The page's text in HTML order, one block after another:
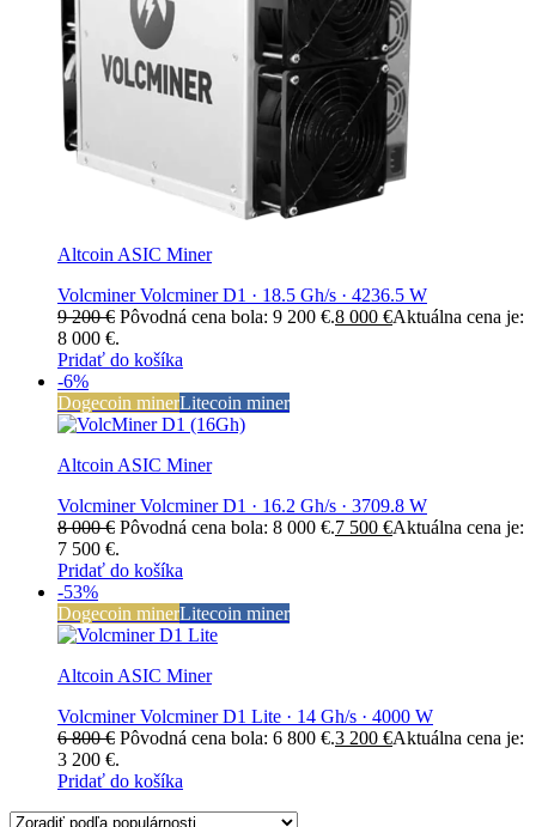
Altcoin ASIC Miner
Volcminer Volcminer D1 · 18.5 Gh/s · 4236.5 W
9 200€ Pôvodná cena bola: 9 200 €.8 000 €Aktuálna cena je:
8 000 €.
Pridať do košíka
-6%
Dogecoin minerLitecoin miner
Altcoin ASIC Miner
Volcminer Volcminer D1 · 16.2 Gh/s · 3709.8 W
8 000€ Pôvodná cena bola: 8 000 €.7 500 €Aktuálna cena je:
7 500 €.
Pridať do košíka
-53%
Dogecoin minerLitecoin miner
Altcoin ASIC Miner
Volcminer Volcminer D1 Lite · 14 Gh/s · 4000 W
6 800€ Pôvodná cena bola: 6 800 €.3 200 €Aktuálna cena je:
3 200 €.
Pridať do košíka